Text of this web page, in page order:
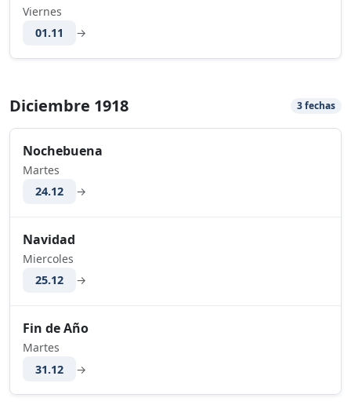
Viernes
01.11
→
Diciembre 1918 3 fechas
Nochebuena
Martes
24.12
→
Navidad
Miercoles
25.12
→
Fin de Año
Martes
31.12
→